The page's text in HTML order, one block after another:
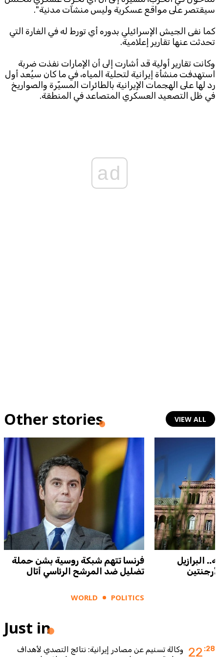
© 2025. All Rights Reserved. ByKoein
سيقتصر على مواقع عسكرية وليس منشآت مدنية".
كما نفى الجيش الإسرائيلي بدوره أي تورط له في الغارة التي
تحدثت عنها تقارير إعلامية.
وكانت تقارير أولية قد أشارت إلى أن الإمارات نفذت ضربة
استهدفت منشأة إيرانية لتحلية المياه، في ما كان سيُعد أول
رد لها على الهجمات الإيرانية بالطائرات المسيّرة والصواريخ
في ظل التصعيد العسكري المتصاعد في المنطقة.
ad
Other stories VIEW ALL
فرنسا تتهم شبكة روسية بشن حملة
تضليل ضد المرشح الرئاسي أتال
WORLD POLITICS
البرازيل
Just in
22 :28
وكالة تسنيم عن مصادر إيرانية: نتائج التصدي لأهداف